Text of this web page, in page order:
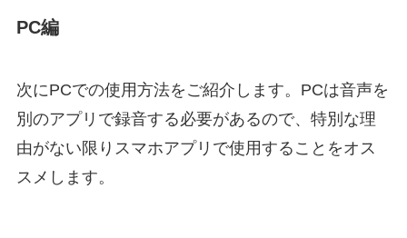
PC編
次にPCでの使用方法をご紹介します。PCは音声を
別のアプリで録音する必要があるので、特別な理
由がない限りスマホアプリで使用することをオス
スメします。